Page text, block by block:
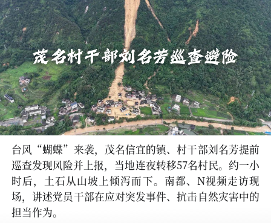
台风“蝴蝶”来袭，茂名信宜的镇、村干部刘名芳提前
巡查发现风险并上报，当地连夜转移57名村民。约一小
时后，土石从山坡上倾泻而下。南都、N视频走访现
场，讲述党员干部在应对突发事件、抗击自然灾害中的
担当作为。